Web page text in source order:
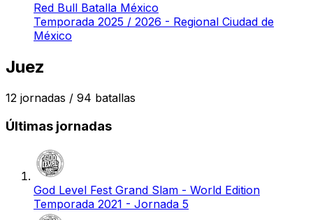
Red Bull Batalla México
Temporada 2025 / 2026 - Regional Ciudad de
México
Juez
12 jornadas / 94 batallas
Últimas jornadas
God Level Fest Grand Slam - World Edition
Temporada 2021 - Jornada 5